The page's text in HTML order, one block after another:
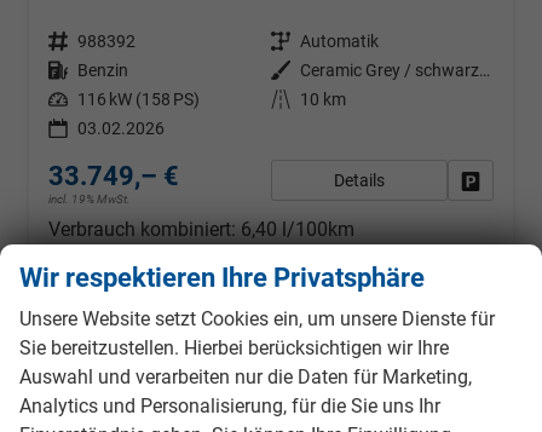
Fahrzeugnr. 988392 Getriebe Automatik
Kraftstoff Benzin Außenfarbe
Ceramic Grey / schwarzes Dach
Leistung 116 kW (158 PS) Kilometerstand
10 km
03.02.2026
33.749,– €
incl. 19% MwSt.
Details
Verbrauch kombiniert: 6,40 l/100km
CO -Klasse: E
CO2-Emissionen:144,00 g/km
ab 312,– € mtl.
Wir respektieren Ihre Privatsphäre
Unsere Website setzt Cookies ein, um unsere Dienste für
Sie bereitzustellen. Hierbei berücksichtigen wir Ihre
Auswahl und verarbeiten nur die Daten für Marketing,
Analytics und Personalisierung, für die Sie uns Ihr